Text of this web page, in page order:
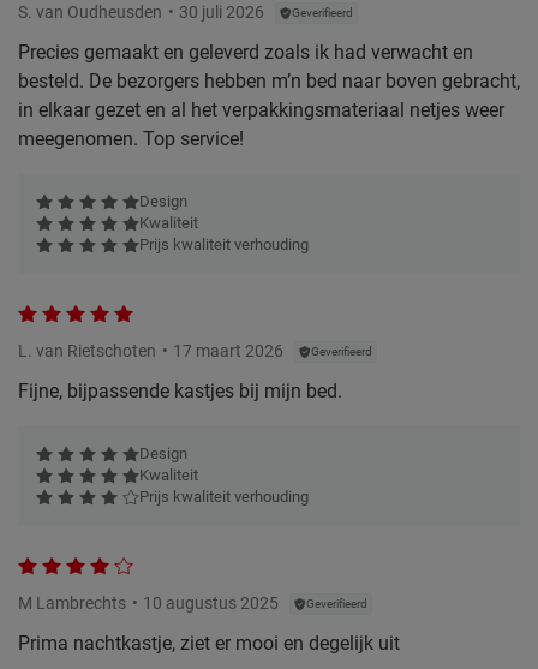
S. van Oudheusden 30 juli 2026 Geverifieerd
Precies gemaakt en geleverd zoals ik had verwacht en
besteld. De bezorgers hebben m’n bed naar boven gebracht,
in elkaar gezet en al het verpakkingsmateriaal netjes weer
meegenomen. Top service!
Design
Kwaliteit
Prijs kwaliteit verhouding
L. van Rietschoten 17 maart 2026 Geverifieerd
Fijne, bijpassende kastjes bij mijn bed.
Design
Kwaliteit
Prijs kwaliteit verhouding
M Lambrechts 10 augustus 2025 Geverifieerd
Prima nachtkastje, ziet er mooi en degelijk uit